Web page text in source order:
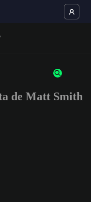
o números
de Matt Smith